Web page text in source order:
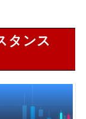
タンス